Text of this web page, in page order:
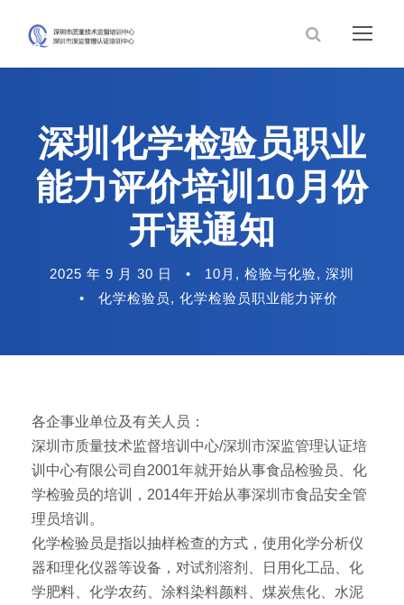
深圳化学检验员职业
能力评价培训10月份
开课通知
2025 年 9 月 30 日 • 10月 , 检验与化验, 深圳
•
化学检验员, 化学检验员职业能力评价
各企事业单位及有关人员：
深圳市质量技术监督培训中心/深圳市深监管理认证培
训中心有限公司自2001年就开始从事食品检验员、化
学检验员的培训，2014年开始从事深圳市食品安全管
理员培训。
化学检验员是指以抽样检查的方式，使用化学分析仪
器和理化仪器等设备，对试剂溶剂、日用化工品、化
学肥料、化学农药、涂料染料颜料、煤炭焦化、水泥